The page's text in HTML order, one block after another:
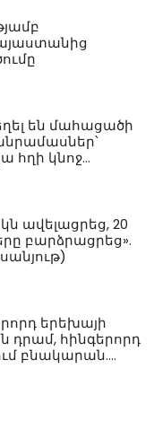
են մահացածի
հղի կնոջ
ավելացրեց, 20
բարձրացրեց».
երեխայի
դրամ, հինգերորդ
բնակարան.